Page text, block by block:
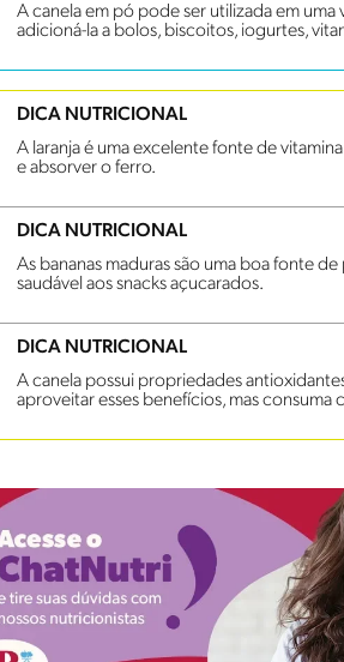
A canela em pó pode ser utilizada em
adicioná-la a bolos, biscoitos, iogurtes,
DICA NUTRICIONAL
A laranja é uma excelente fonte de
e absorver o ferro.
DICA NUTRICIONAL
As bananas maduras são uma boa fonte
saudável aos snacks açucarados.
DICA NUTRICIONAL
A canela possui propriedades
aproveitar esses benefícios, mas consuma